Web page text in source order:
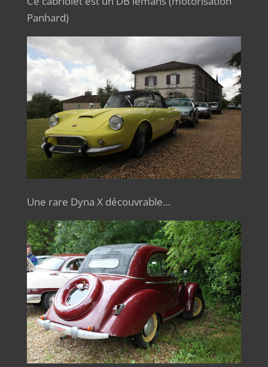
Panhard)
Une rare Dyna X découvrable…